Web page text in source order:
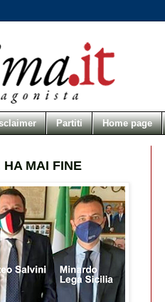
Partiti Home page
HA MAI FINE